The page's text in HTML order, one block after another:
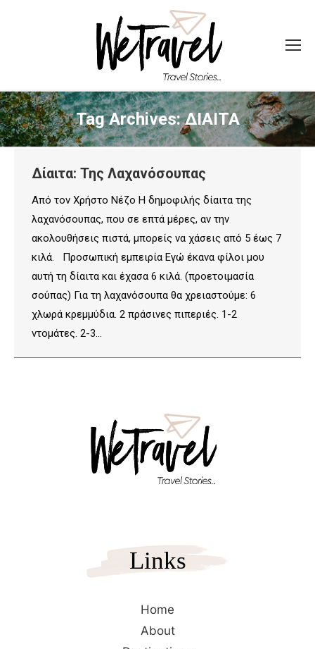
Tag Archives:ΔΙΑΙΤΑ
Δίαιτα: Της Λαχανόσουπας
Από τον Χρήστο Νέζο Η δημοφιλής δίαιτα της
λαχανόσουπας, που σε επτά μέρες, αν την
ακολουθήσεις πιστά, μπορείς να χάσεις από 5 έως 7
κιλά. Προσωπική εμπειρία Εγώ έκανα φίλοι μου
αυτή τη δίαιτα και έχασα 6 κιλά. (προετοιμασία
σούπας) Για τη λαχανόσουπα θα χρειαστούμε: 6
χλωρά κρεμμύδια. 2 πράσινες πιπεριές. 1-2
ντομάτες. 2-3…
Links
Home
About